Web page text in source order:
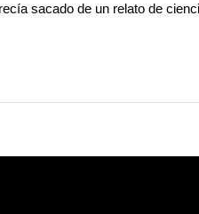
sacado de un relato de